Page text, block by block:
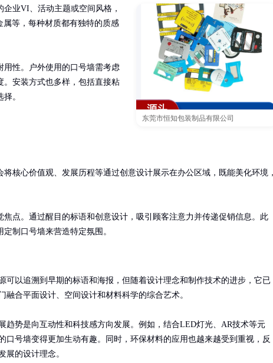
东莞市恒知包装制品有限公司
业VI、活动主题或空间风格，
等，每种材质都有独特的质感
用性。户外使用的口号墙需考虑
。安装方式也多样，包括直接粘
。
核心价值观、发展历程等通过创意设计展示在办公区域，既能美化环境
点。通过醒目的标语和创意设计，吸引顾客注意力并传递促销信息。此
制口号墙来营造特定氛围。
可以追溯到早期的标语和海报，但随着设计理念和制作技术的进步，它已
融合平面设计、空间设计和材料科学的综合艺术。
趋势是向互动性和科技感方向发展。例如，结合LED灯光、AR技术等元
口号墙变得更加生动有趣。同时，环保材料的应用也越来越受到重视，反
展的设计理念。